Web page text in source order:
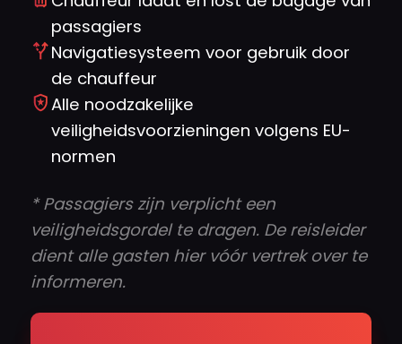
passagiers
Navigatiesysteem voor gebruik door
de chauffeur
Alle noodzakelijke
veiligheidsvoorzieningen volgens EU-
normen
* Passagiers zijn verplicht een
veiligheidsgordel te dragen. De reisleider
dient alle gasten hier vóór vertrek over te
informeren.